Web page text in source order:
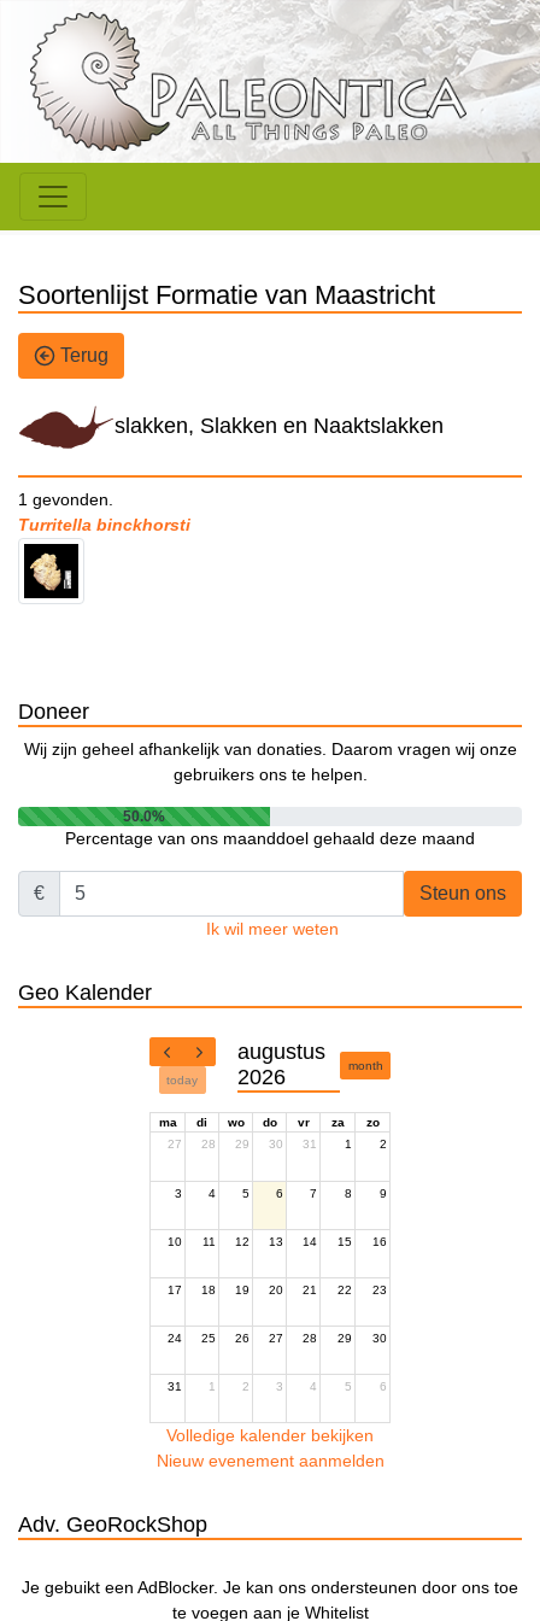
Soortenlijst Formatie van Maastricht
Terug
slakken, Slakken en Naaktslakken
1 gevonden.
Turritella binckhorsti
Doneer
Wij zijn geheel afhankelijk van donaties. Daarom vragen wij onze
gebruikers ons te helpen.
50.0%
Percentage van ons maanddoel gehaald deze maand
€ Steun ons
Ik wil meer weten
Geo Kalender
today
augustus
2026
month
ma di wo do vr za
zo
27
28 29 30 31 1 2
3 4 5 6 7 8 9
10 11 12 13 14 15 16
17 18 19 20 21 22 23
24 25 26 27 28 29 30
31 1 2 3 4 5 6
Volledige kalender bekijken
Nieuw evenement aanmelden
Adv. GeoRockShop
Je gebuikt een AdBlocker. Je kan ons ondersteunen door ons toe
te voegen aan je Whitelist